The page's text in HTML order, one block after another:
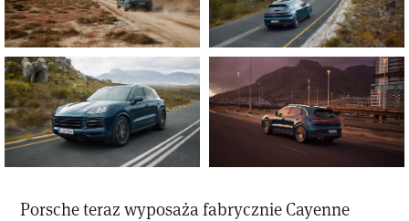
Porsche teraz wyposaża fabrycznie Cayenne